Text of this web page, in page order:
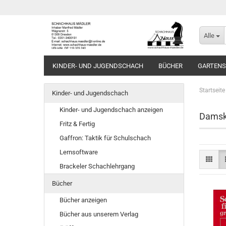
Alle
KINDER- UND JUGENDSCHACH BÜCHER
Startseite
Kinder- und Jugendschach
Kinder- und Jugendschach anzeigen
Fritz & Fertig
Gaffron: Taktik für Schulschach
Lernsoftware
Brackeler Schachlehrgang
Bücher
Bücher anzeigen
Bücher aus unserem Verlag